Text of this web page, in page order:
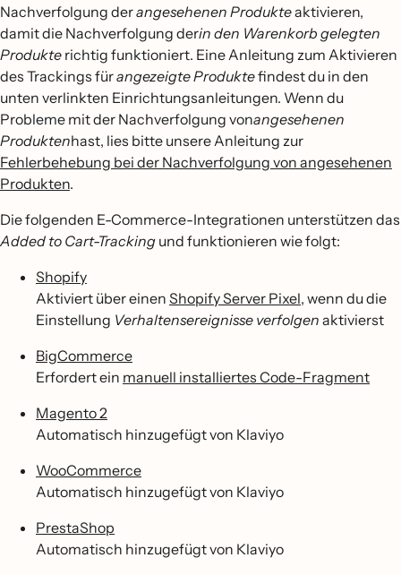
Nachverfolgung derangesehenen Produkteaktivieren,
damit die Nachverfolgung derin den Warenkorb gelegten
Produkte richtig funktioniert. Eine Anleitung zum Aktivieren
des Trackings fürangezeigte Produktefindest du in den
unten verlinkten Einrichtungsanleitungen. Wenn du
Probleme mit der Nachverfolgung vonangesehenen
Produktenhast, lies bitte unsere Anleitung zur
Fehlerbehebung bei der Nachverfolgung von angesehenen
Produkten.
Die folgenden E-Commerce-Integrationen unterstützen das
Added to Cart-Tracking und funktionieren wie folgt:
Shopify
Aktiviert über einen Shopify Server Pixel, wenn du die
Einstellung Verhaltensereignisse verfolgen aktivierst
BigCommerce
Erfordert ein manuell installiertes Code-Fragment
Magento 2
Automatisch hinzugefügt von Klaviyo
WooCommerce
Automatisch hinzugefügt von Klaviyo
PrestaShop
Automatisch hinzugefügt von Klaviyo